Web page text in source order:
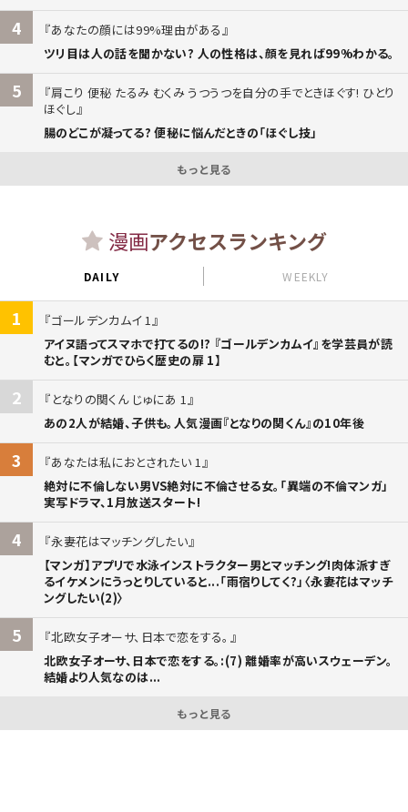
4
あなたの顔には99%理由がある
ツリ目は人の話を聞かない? 人の性格は、顔を見れば99%わかる。
5
肩こり 便秘 たるみ むくみ うつうつを自分の手でときほぐす! ひとり
ほぐし
腸のどこが凝ってる? 便秘に悩んだときの「ほぐし技」
もっと見る
漫画アクセスランキング
DAILY WEEKLY
1
ゴールデンカムイ 1
アイヌ語ってスマホで打てるの!? 『ゴールデンカムイ』を学芸員が読
むと。【マンガでひらく歴史の扉 1】
2
となりの関くん じゅにあ 1
あの2人が結婚、子供も。人気漫画『となりの関くん』の10年後
3
あなたは私におとされたい 1
絶対に不倫しない男VS絶対に不倫させる女。「異端の不倫マンガ」
実写ドラマ、1月放送スタート!
4
永妻花はマッチングしたい
【マンガ】アプリで水泳インストラクター男とマッチング!肉体派すぎ
るイケメンにうっとりしていると...「雨宿りしてく?」〈永妻花はマッチ
ングしたい(2)〉
5
北欧女子オーサ、日本で恋をする。
北欧女子オーサ、日本で恋をする。:(7) 離婚率が高いスウェーデン。
結婚より人気なのは...
もっと見る